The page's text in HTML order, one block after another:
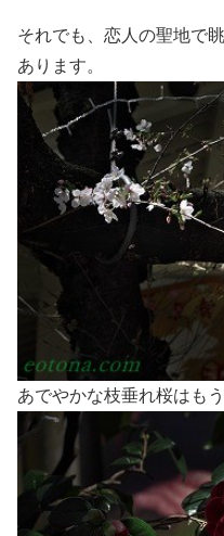
それでも、恋人の聖地で
あります。
あでやかな枝垂れ桜はも